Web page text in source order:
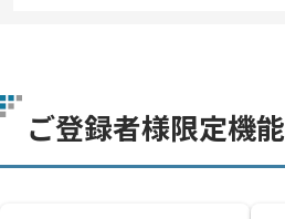
ご登録者様限定機能